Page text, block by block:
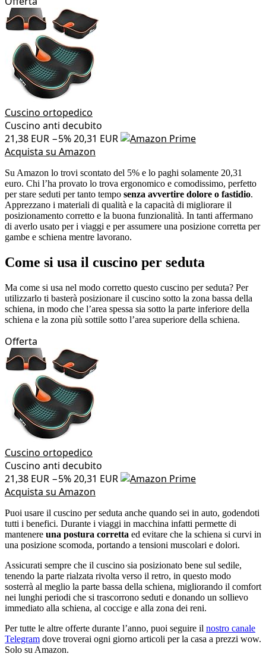
Cuscino ortopedico
Cuscino anti decubito
21,38 EUR −5%20,31 EUR
Acquista su Amazon
Su Amazon lo trovi scontato del 5% e lo paghi solamente 20,31
euro. Chi l’ha provato lo trova ergonomico e comodissimo, perfetto
per stare seduti per tanto tempo senza avvertire dolore o fastidio.
Apprezzano i materiali di qualità e la capacità di migliorare il
posizionamento corretto e la buona funzionalità. In tanti affermano
di averlo usato per i viaggi e per assumere una posizione corretta per
gambe e schiena mentre lavorano.
Come si usa il cuscino per seduta
Ma come si usa nel modo corretto questo cuscino per seduta? Per
utilizzarlo ti basterà posizionare il cuscino sotto la zona bassa della
schiena, in modo che l’area spessa sia sotto la parte inferiore della
schiena e la zona più sottile sotto l’area superiore della schiena.
Offerta
Cuscino ortopedico
Cuscino anti decubito
21,38 EUR −5%20,31 EUR
Acquista su Amazon
Puoi usare il cuscino per seduta anche quando sei in auto, godendoti
tutti i benefici. Durante i viaggi in macchina infatti permette di
mantenere una postura corretta ed evitare che la schiena si curvi in
una posizione scomoda, portando a tensioni muscolari e dolori.
Assicurati sempre che il cuscino sia posizionato bene sul sedile,
tenendo la parte rialzata rivolta verso il retro, in questo modo
sosterrà al meglio la parte bassa della schiena, migliorando il comfort
nei lunghi periodi che si trascorrono seduti e donando un sollievo
immediato alla schiena, al coccige e alla zona dei reni.
Per tutte le altre offerte durante l’anno, puoi seguire il nostro canale
Telegram dove troverai ogni giorno articoli per la casa a prezzi wow.
Solo su Amazon.